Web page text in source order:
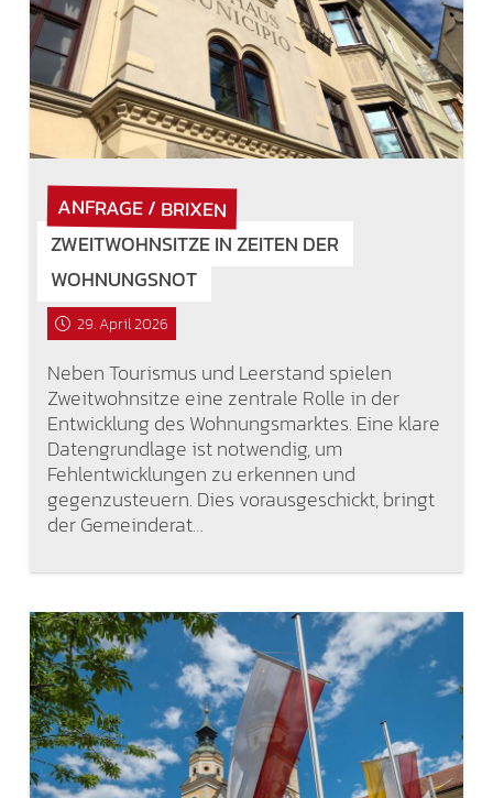
ANFRAGE / BRIXEN
ZWEITWOHNSITZE IN ZEITEN DER
WOHNUNGSNOT
29. April 2026
Neben Tourismus und Leerstand spielen
Zweitwohnsitze eine zentrale Rolle in der
Entwicklung des Wohnungsmarktes. Eine klare
Datengrundlage ist notwendig, um
Fehlentwicklungen zu erkennen und
gegenzusteuern. Dies vorausgeschickt, bringt
der Gemeinderat…